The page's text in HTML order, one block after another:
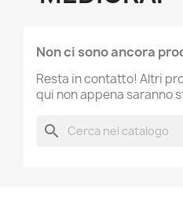
Non ci sono ancora
Resta in contatto! Altri
qui non appena saranno
search